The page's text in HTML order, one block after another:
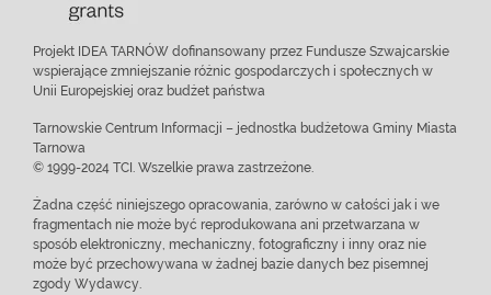
Projekt IDEA TARNÓW dofinansowany przez Fundusze Szwajcarskie
wspierające zmniejszanie różnic gospodarczych i społecznych w
Unii Europejskiej oraz budżet państwa
Tarnowskie Centrum Informacji – jednostka budżetowa Gminy Miasta
Tarnowa
© 1999-2024 TCI. Wszelkie prawa zastrzeżone.
Żadna część niniejszego opracowania, zarówno w całości jak i we
fragmentach nie może być reprodukowana ani przetwarzana w
sposób elektroniczny, mechaniczny, fotograficzny i inny oraz nie
może być przechowywana w żadnej bazie danych bez pisemnej
zgody Wydawcy.